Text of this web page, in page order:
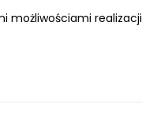
możliwościami realizacji